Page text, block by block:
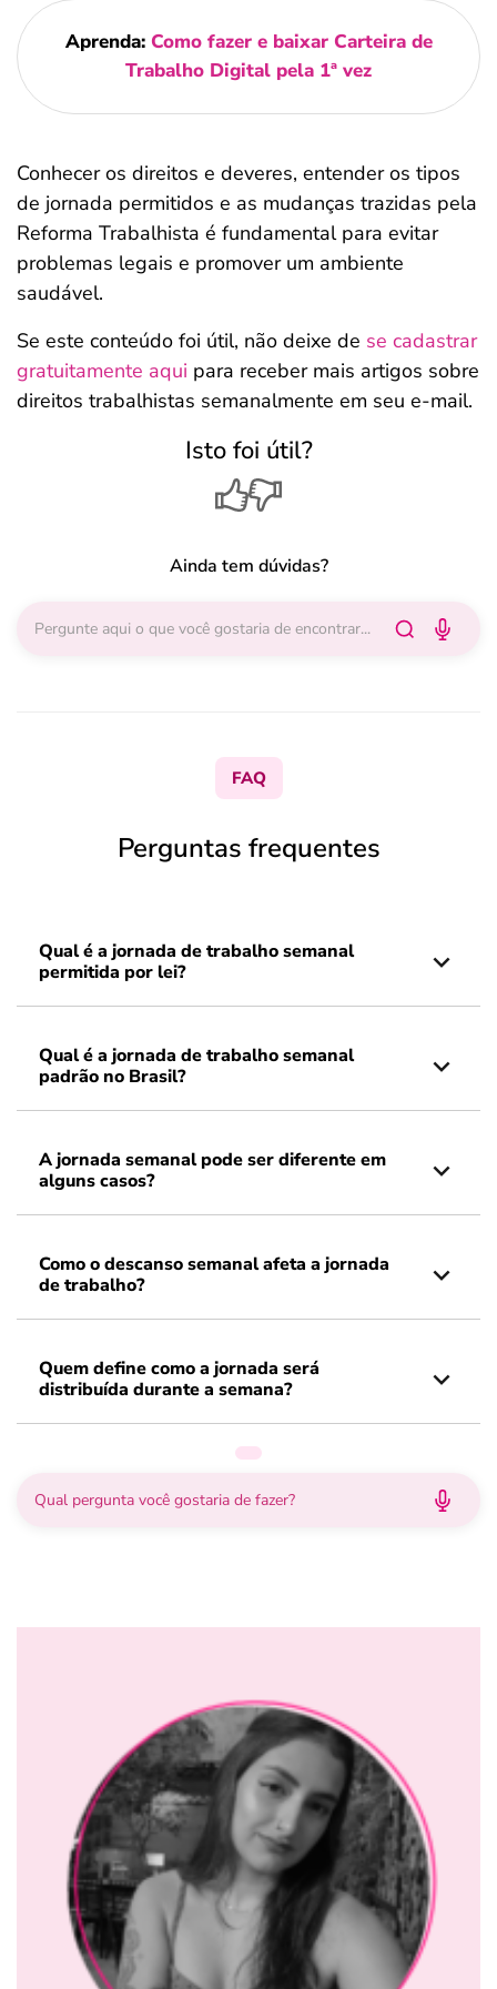
Aprenda: Como fazer e baixar Carteira de
Trabalho Digital pela 1ª vez
Conhecer os direitos e deveres, entender os tipos
de jornada permitidos e as mudanças trazidas pela
Reforma Trabalhista é fundamental para evitar
problemas legais e promover um ambiente
saudável.
Se este conteúdo foi útil, não deixe de se cadastrar
gratuitamente aqui para receber mais artigos sobre
direitos trabalhistas semanalmente em seu e-mail.
Isto foi útil?
Ainda tem dúvidas?
FAQ
Perguntas frequentes
Qual é a jornada de trabalho semanal
permitida por lei?
Qual é a jornada de trabalho semanal
padrão no Brasil?
A jornada semanal pode ser diferente em
alguns casos?
Como o descanso semanal afeta a jornada
de trabalho?
Quem define como a jornada será
distribuída durante a semana?